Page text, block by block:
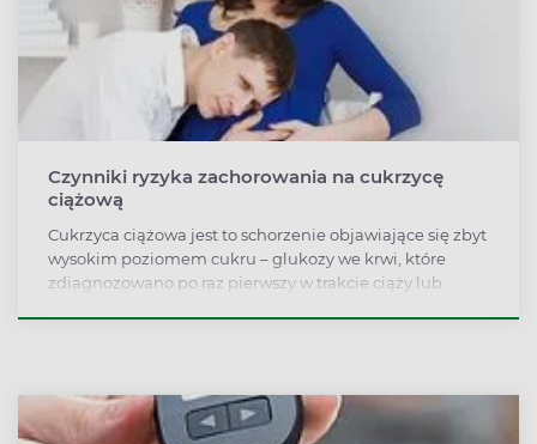
Czynniki ryzyka zachorowania na cukrzycę
ciążową
Cukrzyca ciążowa jest to schorzenie objawiające się zbyt
wysokim poziomem cukru – glukozy we krwi, które
zdiagnozowano po raz pierwszy w trakcie ciąży lub